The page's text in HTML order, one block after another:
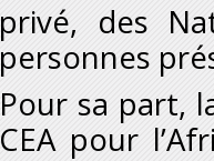
privé, des
personnes
Pour sa part,
CEA pour